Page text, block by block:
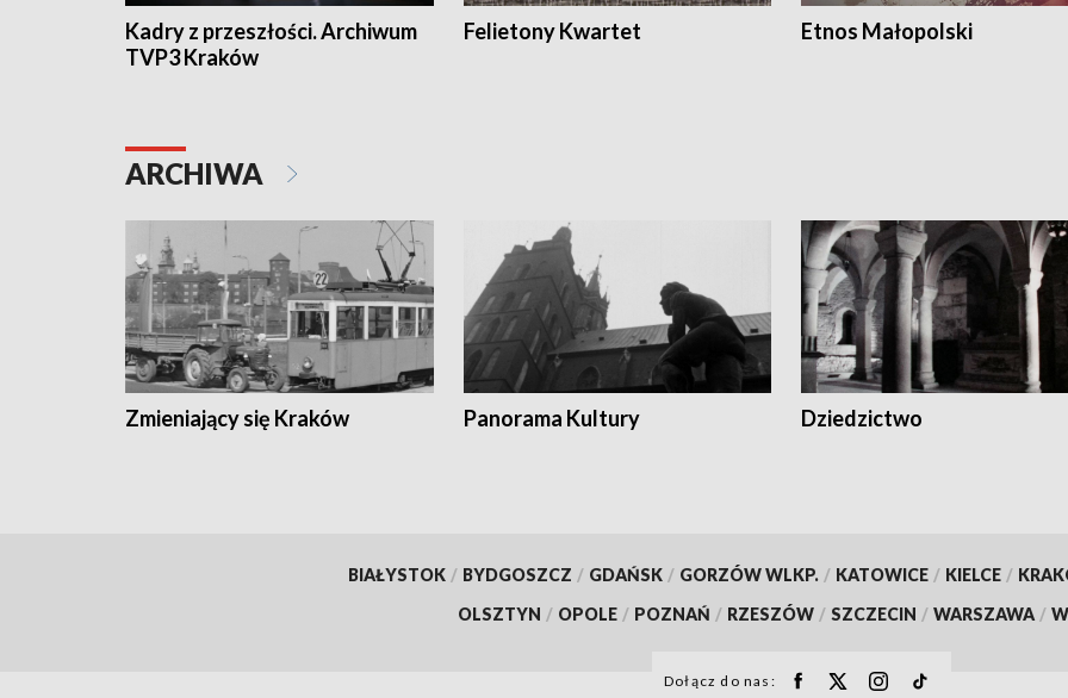
Kadry z przeszłości. Archiwum
TVP3 Kraków
Felietony Kwartet Etnos Małopolski
ARCHIWA
Zmieniający się Kraków Panorama Kultury Dziedzictwo
BIAŁYSTOK / BYDGOSZCZ / GDAŃSK / GORZÓW WLKP. / KATOWICE / KIELCE /
OLSZTYN / OPOLE / POZNAŃ / RZESZÓW / SZCZECIN / WARSZAWA /
Dołącz do nas: